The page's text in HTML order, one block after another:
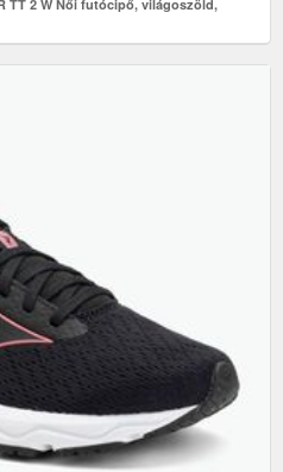
TT 2 W Női futócipő, világoszöld,